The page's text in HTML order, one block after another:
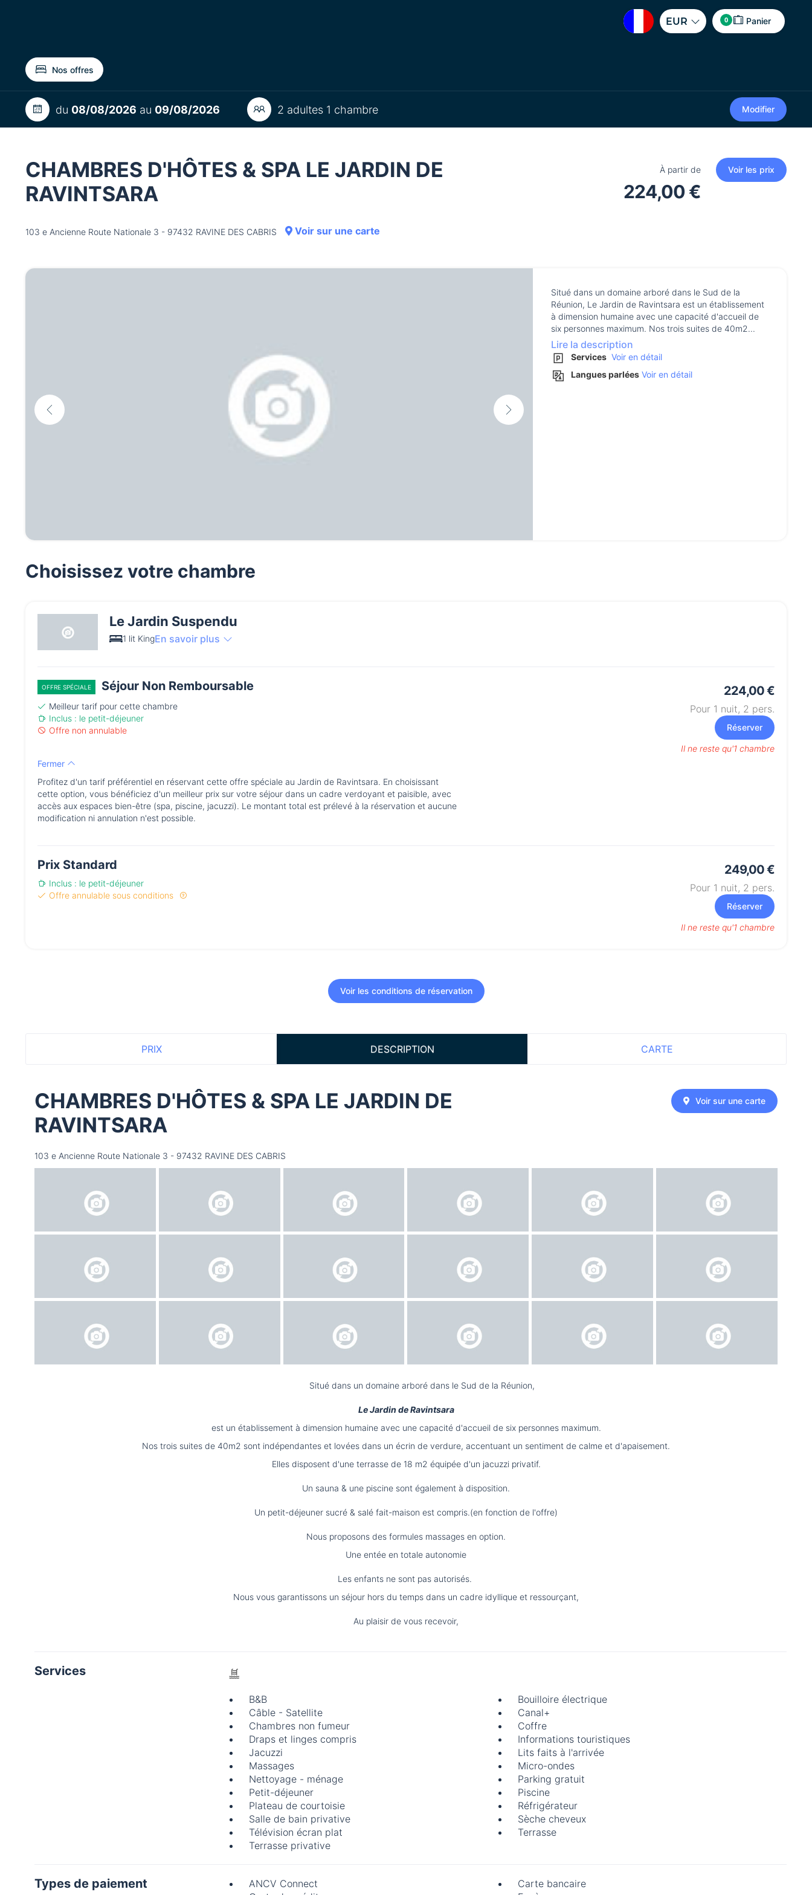
EUR 0 Panier
Nos offres
du 08/08/2026 au 09/08/2026 2 adultes 1 chambre Modifier
CHAMBRES D'HÔTES & SPA LE JARDIN DE
RAVINTSARA
103 e Ancienne Route Nationale 3 - 97432 RAVINE DES CABRIS Voir sur une carte
À partir de
224,00 €
Voir les prix
Situé dans un domaine arboré dans le Sud de la
Réunion, Le Jardin de Ravintsara est un établissement
à dimension humaine avec une capacité d'accueil de
six personnes maximum. Nos trois suites de 40m2...
Lire la description
Services Voir en détail
Langues parlées Voir en détail
Choisissez votre chambre
Le Jardin Suspendu
1 lit KingEn savoir plus
OFFRE SPÉCIALE Séjour Non Remboursable
Meilleur tarif pour cette chambre
Inclus : le petit-déjeuner
Offre non annulable
224,00 €
Pour 1 nuit, 2 pers.
Réserver
Il ne reste qu'1 chambre
Fermer
Profitez d'un tarif préférentiel en réservant cette offre spéciale au Jardin de Ravintsara. En choisissant
cette option, vous bénéficiez d'un meilleur prix sur votre séjour dans un cadre verdoyant et paisible, avec
accès aux espaces bien-être (spa, piscine, jacuzzi). Le montant total est prélevé à la réservation et aucune
modification ni annulation n'est possible.
Prix Standard
Inclus : le petit-déjeuner
Offre annulable sous conditions
249,00 €
Pour 1 nuit, 2 pers.
Réserver
Il ne reste qu'1 chambre
Voir les conditions de réservation
PRIX DESCRIPTION CARTE
CHAMBRES D'HÔTES & SPA LE JARDIN DE
RAVINTSARA
103 e Ancienne Route Nationale 3 - 97432 RAVINE DES CABRIS
Voir sur une carte
Situé dans un domaine arboré dans le Sud de la Réunion,
Le Jardin de Ravintsara
est un établissement à dimension humaine avec une capacité d'accueil de six personnes maximum.
Nos trois suites de 40m2 sont indépendantes et lovées dans un écrin de verdure, accentuant un sentiment de calme et d'apaisement.
Elles disposent d'une terrasse de 18 m2 équipée d'un jacuzzi privatif.
Un sauna & une piscine sont également à disposition.
Un petit-déjeuner sucré & salé fait-maison est compris.(en fonction de l'offre)
Nous proposons des formules massages en option.
Une entée en totale autonomie
Les enfants ne sont pas autorisés.
Nous vous garantissons un séjour hors du temps dans un cadre idyllique et ressourçant,
Au plaisir de vous recevoir,
Services
B&B
Bouilloire électrique
Câble - Satellite
Canal+
Chambres non fumeur
Coffre
Draps et linges compris
Informations touristiques
Jacuzzi
Lits faits à l'arrivée
Massages
Micro-ondes
Nettoyage - ménage
Parking gratuit
Petit-déjeuner
Piscine
Plateau de courtoisie
Réfrigérateur
Salle de bain privative
Sèche cheveux
Télévision écran plat
Terrasse
Terrasse privative
Types de paiement ANCV Connect
Carte bancaire